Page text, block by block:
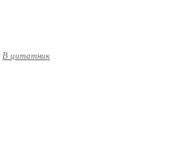
В цитатник